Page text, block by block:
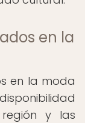
en la
en la moda
y las